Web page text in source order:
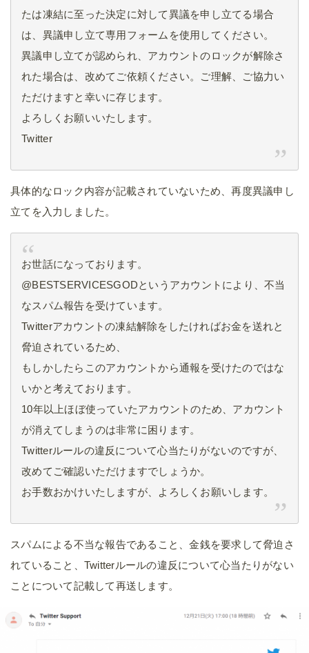
たは凍結に至った決定に対して異議を申し立てる場合
は、異議申し立て専用フォームを使用してください。
異議申し立てが認められ、アカウントのロックが解除さ
れた場合は、改めてご依頼ください。ご理解、ご協力い
ただけますと幸いに存じます。
よろしくお願いいたします。
Twitter
具体的なロック内容が記載されていないため、再度異議申し
立てを入力しました。
お世話になっております。
@BESTSERVICESGODというアカウントにより、不当
なスパム報告を受けています。
Twitterアカウントの凍結解除をしたければお金を送れと
脅迫されているため、
もしかしたらこのアカウントから通報を受けたのではな
いかと考えております。
10年以上ほぼ使っていたアカウントのため、アカウント
が消えてしまうのは非常に困ります。
Twitterルールの違反について心当たりがないのですが、
改めてご確認いただけますでしょうか。
お手数おかけいたしますが、よろしくお願いします。
スパムによる不当な報告であること、金銭を要求して脅迫さ
れていること、Twitterルールの違反について心当たりがない
ことについて記載して再送します。